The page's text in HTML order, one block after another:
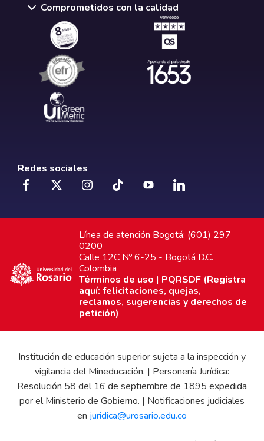
Comprometidos con la calidad
Redes sociales
Línea de atención Bogotá: (601) 297
0200
Calle 12C Nº 6-25 - Bogotá D.C.
Colombia
Términos de uso | PQRSDF (Registra
aquí: felicitaciones, quejas,
reclamos, sugerencias y derechos de
petición)
Institución de educación superior sujeta a la inspección y
vigilancia del Mineducación. | Personería Jurídica:
Resolución 58 del 16 de septiembre de 1895 expedida
por el Ministerio de Gobierno. | Notificaciones judiciales
en juridica@urosario.edu.co